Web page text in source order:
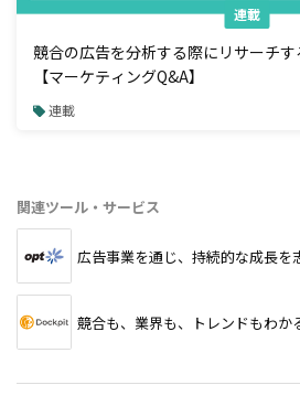
連載
競合の広告を分析する際にリサーチ
【マーケティングQ&A】
連載
関連ツール・サービス
広告事業を通じ、持続的な成長を
競合も、業界も、トレンドもわか